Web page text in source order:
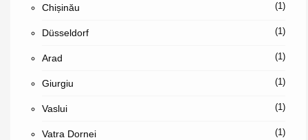
Chișinău (1)
Düsseldorf (1)
Arad (1)
Giurgiu (1)
Vaslui (1)
Vatra Dornei (1)